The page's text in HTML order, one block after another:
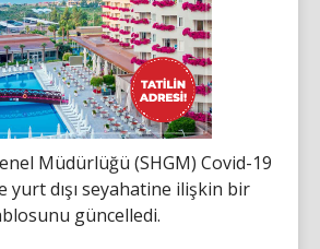
Müdürlüğü (SHGM) Covid-19
yurt dışı seyahatine ilişkin bir
güncelledi.